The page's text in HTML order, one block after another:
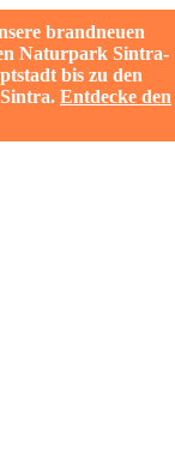
brandneuen
Naturpark Sintra-
bis zu den
Entdecke den